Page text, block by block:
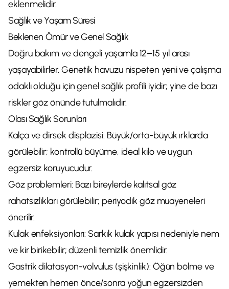
eklenmelidir.
Sağlık ve Yaşam Süresi
Beklenen Ömür ve Genel Sağlık
Doğru bakım ve dengeli yaşamla 12–15 yıl arası
yaşayabilirler. Genetik havuzu nispeten yeni ve çalışma
odaklı olduğu için genel sağlık profili iyidir; yine de bazı
riskler göz önünde tutulmalıdır.
Olası Sağlık Sorunları
Kalça ve dirsek displazisi: Büyük/orta-büyük ırklarda
görülebilir; kontrollü büyüme, ideal kilo ve uygun
egzersiz koruyucudur.
Göz problemleri: Bazı bireylerde kalıtsal göz
rahatsızlıkları görülebilir; periyodik göz muayeneleri
önerilir.
Kulak enfeksiyonları: Sarkık kulak yapısı nedeniyle nem
ve kir birikebilir; düzenli temizlik önemlidir.
Gastrik dilatasyon-volvulus (şişkinlik): Öğün bölme ve
yemekten hemen önce/sonra yoğun egzersizden